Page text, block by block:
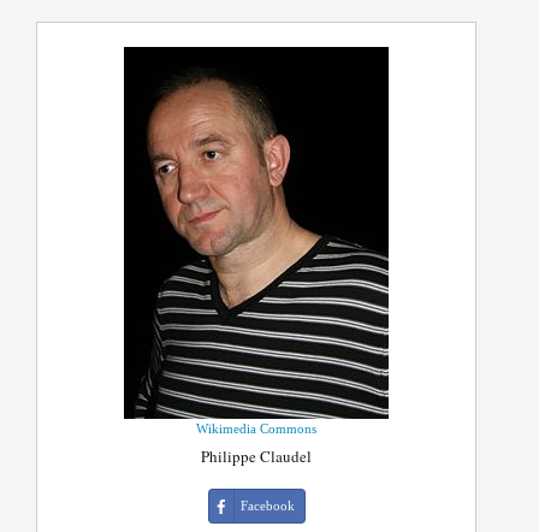
Wikimedia Commons
Philippe Claudel
Facebook